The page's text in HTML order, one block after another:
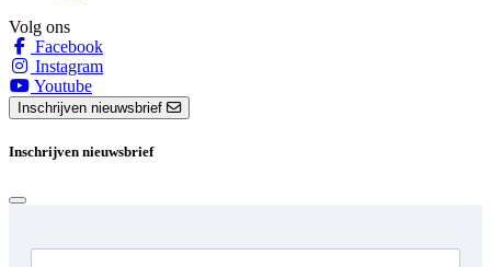
Volg ons
Facebook
Instagram
Youtube
Inschrijven nieuwsbrief
Inschrijven nieuwsbrief